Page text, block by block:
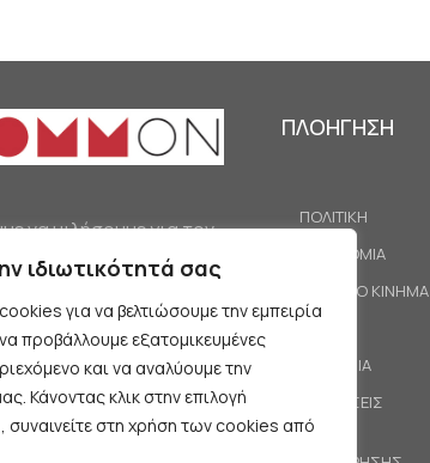
ιδιωτικότητά σας
για να βελτιώσουμε την εμπειρία
προβάλλουμε εξατομικευμένες
και να αναλύουμε την
Κάνοντας κλικ στην επιλογή
στη χρήση των cookies από
να μιλήσουμε για τον
της εποχής μας,
αλλά όχι
προοπτική.
να μιλήσουμε
για την
επιβίωση και τον
ΠΛΟΗΓΗΣΗ
ΠΟΛΙΤΙΚΗ
ΟΙΚΟΝΟΜΙΑ
ΕΡΓΑΤΙΚΟ ΚΙΝΗΜΑ
ΚΟΙΝΩΝΙΑ
ΠΡΟΤΑΣΕΙΣ